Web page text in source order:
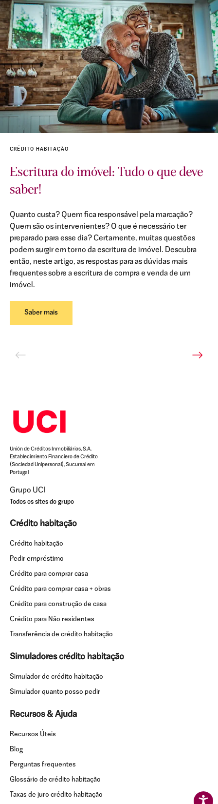
CRÉDITO HABITAÇÃO
Escritura do imóvel: Tudo o que deve
saber!
Quanto custa? Quem fica responsável pela marcação?
Quem são os intervenientes? O que é necessário ter
preparado para esse dia? Certamente, muitas questões
podem surgir em torno da escritura de imóvel. Descubra
então, neste artigo, as respostas para as dúvidas mais
frequentes sobre a escritura de compra e venda de um
imóvel.
Saber mais
Unión de Créditos Inmobiliários, S.A.
Establecimiento Financiero de Crédito
(Sociedad Unipersonal), Sucursal em
Portugal
Grupo UCI
Todos os sites do grupo
Crédito habitação
Crédito habitação
Pedir empréstimo
Crédito para comprar casa
Crédito para comprar casa + obras
Crédito para construção de casa
Crédito para Não residentes
Transferência de crédito habitação
Simuladores crédito habitação
Simulador de crédito habitação
Simulador quanto posso pedir
Recursos & Ajuda
Recursos Úteis
Blog
Perguntas frequentes
Glossário de crédito habitação
Taxas de juro crédito habitação